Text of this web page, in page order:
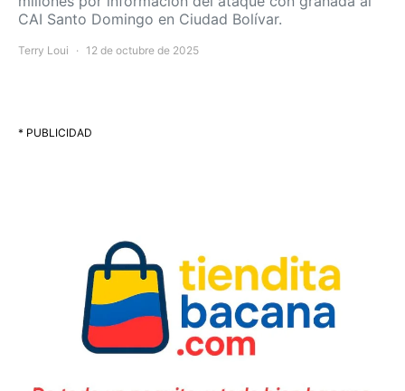
CAI Santo Domingo en Ciudad Bolívar.
Terry Loui 12 de octubre de 2025
* PUBLICIDAD